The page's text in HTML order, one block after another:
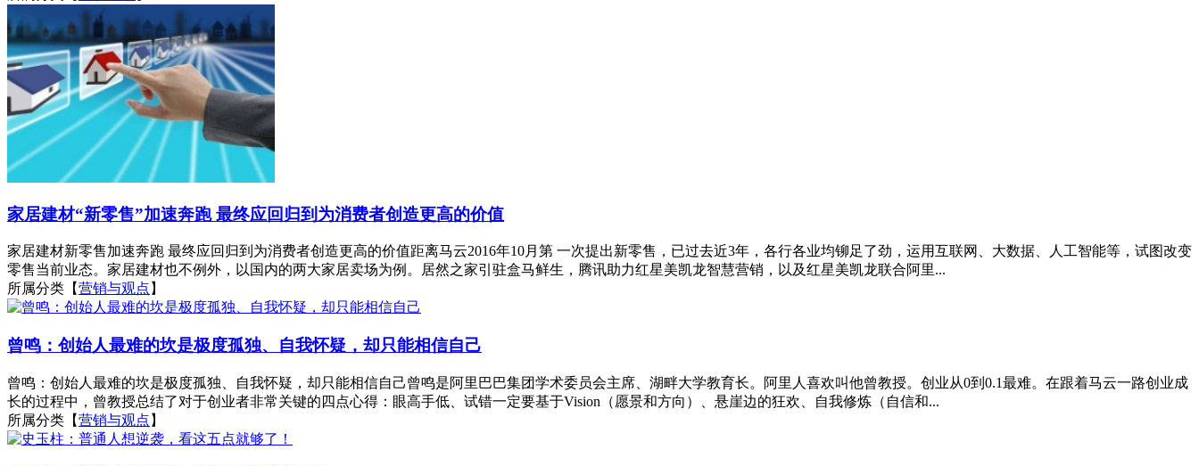
家居建材“新零售”加速奔跑 最终应回归到为消费者创造更高的价值
家居建材新零售加速奔跑 最终应回归到为消费者创造更高的价值距离马云2016年10月第 一次提出新零售，已过去近3年，各行各业均铆足了劲，运用互联网、大数据、人工智能等，试图改变
零售当前业态。家居建材也不例外，以国内的两大家居卖场为例。居然之家引驻盒马鲜生，腾讯助力红星美凯龙智慧营销，以及红星美凯龙联合阿里...
所属分类【营销与观点 】
曾鸣：创始人最难的坎是极度孤独、自我怀疑，却只能相信自己
曾鸣：创始人最难的坎是极度孤独、自我怀疑，却只能相信自己曾鸣是阿里巴巴集团学术委员会主席、湖畔大学教育长。阿里人喜欢叫他曾教授。创业从0到0.1最难。在跟着马云一路创业成
长的过程中，曾教授总结了对于创业者非常关键的四点心得：眼高手低、试错一定要基于Vision（愿景和方向）、悬崖边的狂欢、自我修炼（自信和...
所属分类【营销与观点 】